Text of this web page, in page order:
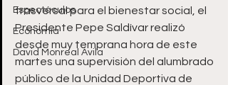
Espectáculos
Economía
David Monreal Ávila
trasversal para el bienestar social, el
Presidente Pepe Saldívar realizó
desde muy temprana hora de este
martes una supervisión del alumbrado
público de la Unidad Deportiva de